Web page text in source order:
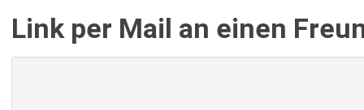
Link per Mail an einen